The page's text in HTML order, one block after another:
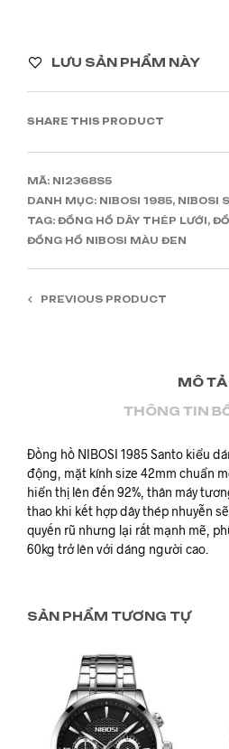
LƯU SẢN PHẨM NÀY
SHARE THIS PRODUCT
MÃ: NI2368S5
DANH MỤC: NIBOSI 1985, NIBOSI
TAG: ĐỒNG HỒ DÂY THÉP LƯỚI,
ĐỒNG HỒ NIBOSI MÀU ĐEN
PREVIOUS PRODUCT
MÔ TẢ
THÔNG TIN
Đồng hồ NIBOSI 1985 Santo kiểu
động, mặt kính size 42mm chuẩn
hiển thị lên đến 92%, thân máy
thao khi kết hợp dây thép nhuyễn
quyến rũ nhưng lại rất mạnh mẽ,
60kg trở lên với dáng người cao.
SẢN PHẨM TƯƠNG TỰ